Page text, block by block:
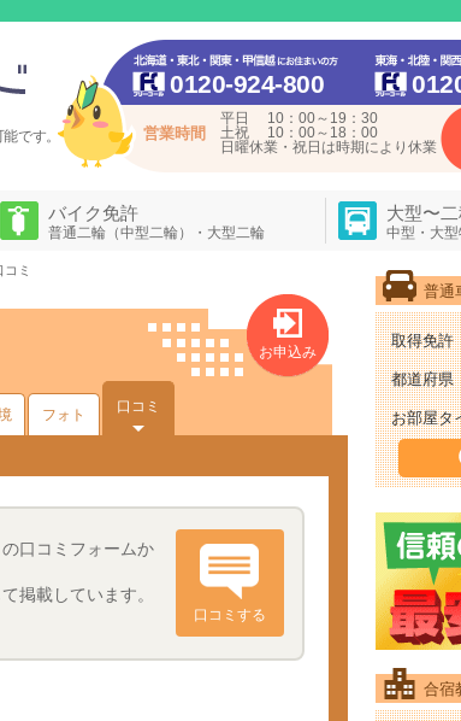
能です。
0120-924-800
営業時間
平日 10：00～19：30
土祝 10：00～18：00
日曜休業・祝日は時期により休業
バイク免許
普通二輪（中型二輪）・大型二輪
大型〜
中型・大
コミ
お申込み
フォト 口コミ
口コミフォームか
掲載しています。
口コミする
普通
取得免許
都道府県
お部屋タ
合宿